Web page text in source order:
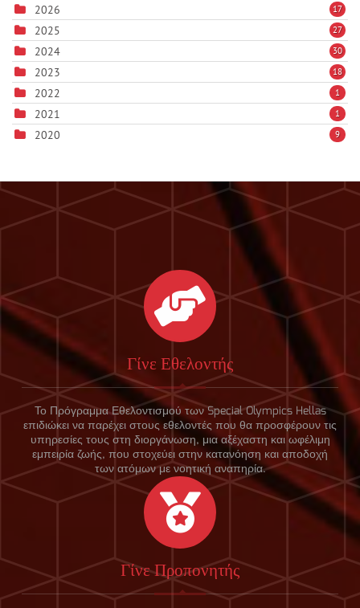
2026 17
2025 27
2024 30
2023 18
2022 1
2021 1
2020 9
Γίνε Εθελοντής
Το Πρόγραμμα Εθελοντισμού των Special Olympics Hellas
επιδιώκει να παρέχει στους εθελοντές που θα προσφέρουν τις
υπηρεσίες τους στη διοργάνωση, μια αξέχαστη και ωφέλιμη
εμπειρία ζωής, που στοχεύει στην κατανόηση και αποδοχή
των ατόμων με νοητική αναπηρία.
Γίνε Προπονητής